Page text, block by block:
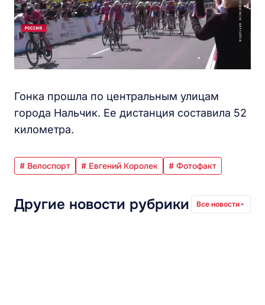
Гонка прошла по центральным улицам
города Нальчик. Ее дистанция составила 52
километра.
# Велоспорт # Евгений Королек # Фотофакт
Другие новости рубрики Все новости